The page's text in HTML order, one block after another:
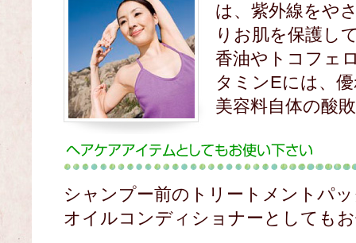
は、紫外線をや
りお肌を保護し
香油やトコフェ
タミンEには、
美容料自体の酸
シャンプー前のトリートメントパ
オイルコンディショナーとしても